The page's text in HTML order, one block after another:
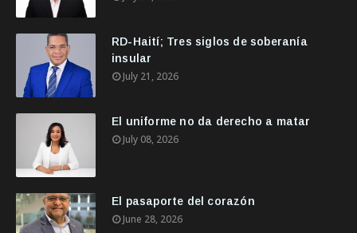
RD-Haití; Tres siglos de soberanía
insular
July 21, 2026
El uniforme no da derecho a matar
July 08, 2026
El pasaporte del corazón
June 28, 2026